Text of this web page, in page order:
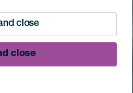
close
close